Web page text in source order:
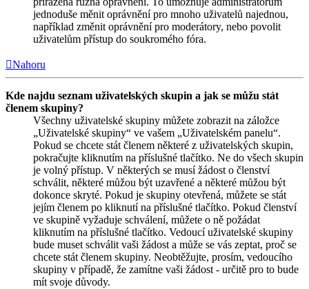
jednoduše měnit oprávnění pro mnoho uživatelů najednou,
například změnit oprávnění pro moderátory, nebo povolit
uživatelům přístup do soukromého fóra.
Nahoru
Kde najdu seznam uživatelských skupin a jak se můžu stát
členem skupiny?
Všechny uživatelské skupiny můžete zobrazit na záložce
„Uživatelské skupiny“ ve vašem „Uživatelském panelu“.
Pokud se chcete stát členem některé z uživatelských skupin,
pokračujte kliknutím na příslušné tlačítko. Ne do všech skupin
je volný přístup. V některých se musí žádost o členství
schválit, některé můžou být uzavřené a některé můžou být
dokonce skryté. Pokud je skupiny otevřená, můžete se stát
jejím členem po kliknutí na příslušné tlačítko. Pokud členství
ve skupině vyžaduje schválení, můžete o ně požádat
kliknutím na příslušné tlačítko. Vedoucí uživatelské skupiny
bude muset schválit vaši žádost a může se vás zeptat, proč se
chcete stát členem skupiny. Neobtěžujte, prosím, vedoucího
skupiny v případě, že zamítne vaši žádost - určitě pro to bude
mít svoje důvody.